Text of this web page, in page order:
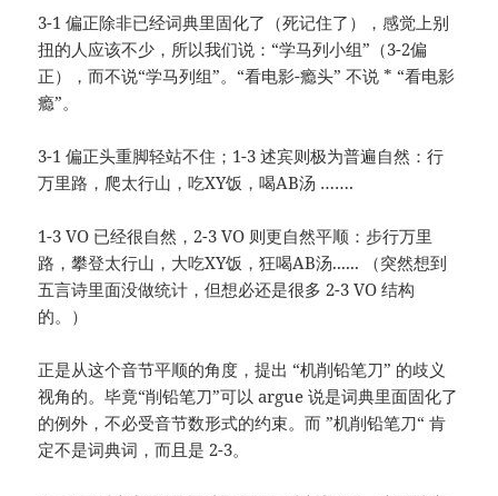
3-1 偏正除非已经词典里固化了（死记住了），感觉上别
扭的人应该不少，所以我们说：“学马列小组”（3-2偏
正），而不说“学马列组”。“看电影-瘾头” 不说 * “看电影
瘾”。
3-1 偏正头重脚轻站不住；1-3 述宾则极为普遍自然：行
万里路，爬太行山，吃XY饭，喝AB汤 …….
1-3 VO 已经很自然，2-3 VO 则更自然平顺：步行万里
路，攀登太行山，大吃XY饭，狂喝AB汤...... （突然想到
五言诗里面没做统计，但想必还是很多 2-3 VO 结构
的。）
正是从这个音节平顺的角度，提出 “机削铅笔刀” 的歧义
视角的。毕竟“削铅笔刀”可以 argue 说是词典里面固化了
的例外，不必受音节数形式的约束。而 ”机削铅笔刀“ 肯
定不是词典词，而且是 2-3。